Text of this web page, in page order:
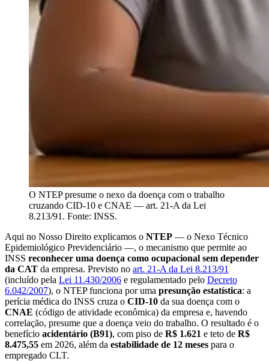
O NTEP presume o nexo da doença com o trabalho
cruzando CID-10 e CNAE — art. 21-A da Lei
8.213/91. Fonte: INSS.
Aqui no Nosso Direito explicamos o NTEP — o Nexo Técnico
Epidemiológico Previdenciário —, o mecanismo que permite ao
INSS reconhecer uma doença como ocupacional sem depender
da CAT da empresa. Previsto no art. 21-A da Lei 8.213/91
(incluído pela Lei 11.430/2006 e regulamentado pelo Decreto
6.042/2007), o NTEP funciona por uma presunção estatística: a
perícia médica do INSS cruza o CID-10 da sua doença com o
CNAE (código de atividade econômica) da empresa e, havendo
correlação, presume que a doença veio do trabalho. O resultado é o
benefício acidentário (B91), com piso de R$ 1.621 e teto de R$
8.475,55 em 2026, além da estabilidade de 12 meses para o
empregado CLT.